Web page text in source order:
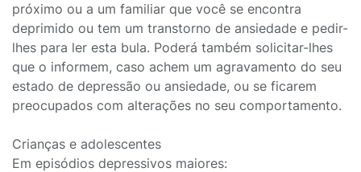
próximo ou a um familiar que você se encontra
deprimido ou tem um transtorno de ansiedade e pedir-
lhes para ler esta bula. Poderá também solicitar-lhes
que o informem, caso achem um agravamento do seu
estado de depressão ou ansiedade, ou se ficarem
preocupados com alterações no seu comportamento.
Crianças e adolescentes
Em episódios depressivos maiores: